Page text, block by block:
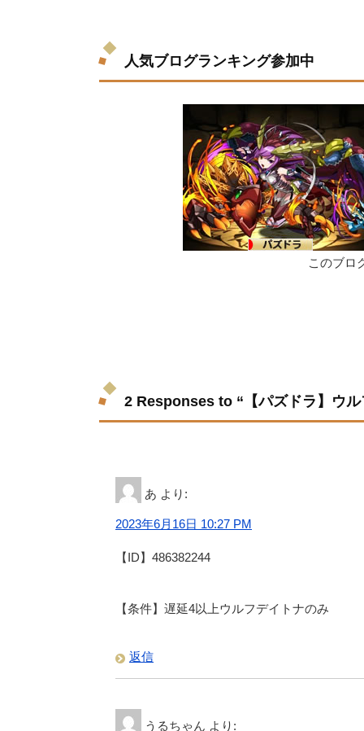
人気ブログランキング参加中
このブロ
2 Responses to “【パズドラ】ウ
あ より:
2023年6月16日 10:27 PM
【ID】486382244
【条件】遅延4以上ウルフデイトナのみ
返信
うるちゃん より: